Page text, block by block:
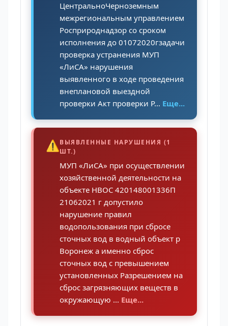
ЦентральноЧерноземным
межрегиональным управлением
Росприроднадзор со сроком
исполнения до 01072020гзадачи
проверка устранения МУП
«ЛиСА» нарушения
выявленного в ходе проведения
внеплановой выездной
проверки Акт проверки Р... Еще...
⚠️ВЫЯВЛЕННЫЕ НАРУШЕНИЯ (1
ШТ.)
МУП «ЛиСА» при осуществлении
хозяйственной деятельности на
объекте НВОС 420148001336П
21062021 г допустило
нарушение правил
водопользования при сбросе
сточных вод в водный объект р
Воронеж а именно сброс
сточных вод с превышением
установленных Разрешением на
сброс загрязняющих веществ в
окружающую ... Еще...